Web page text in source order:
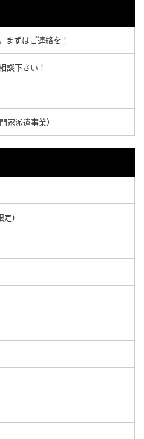
まずはご連絡を！
談下さい！
家派遣事業）
定)